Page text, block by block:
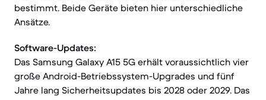
bestimmt. Beide Geräte bieten hier unterschiedliche
Ansätze.
Software-Updates:
Das Samsung Galaxy A15 5G erhält voraussichtlich vier
große Android-Betriebssystem-Upgrades und fünf
Jahre lang Sicherheitsupdates bis 2028 oder 2029. Das